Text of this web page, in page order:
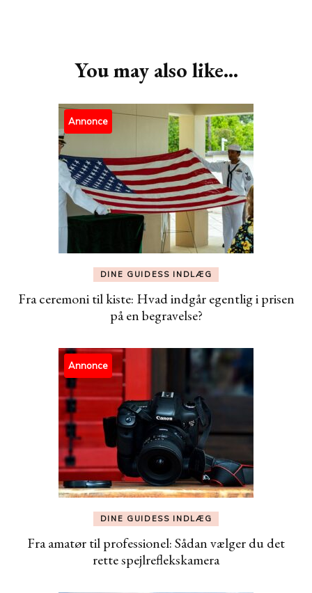
You may also like...
Annonce
DINE GUIDESS INDLÆG
Fra ceremoni til kiste: Hvad indgår egentlig i prisen
på en begravelse?
Annonce
DINE GUIDESS INDLÆG
Fra amatør til professionel: Sådan vælger du det
rette spejlreflekskamera